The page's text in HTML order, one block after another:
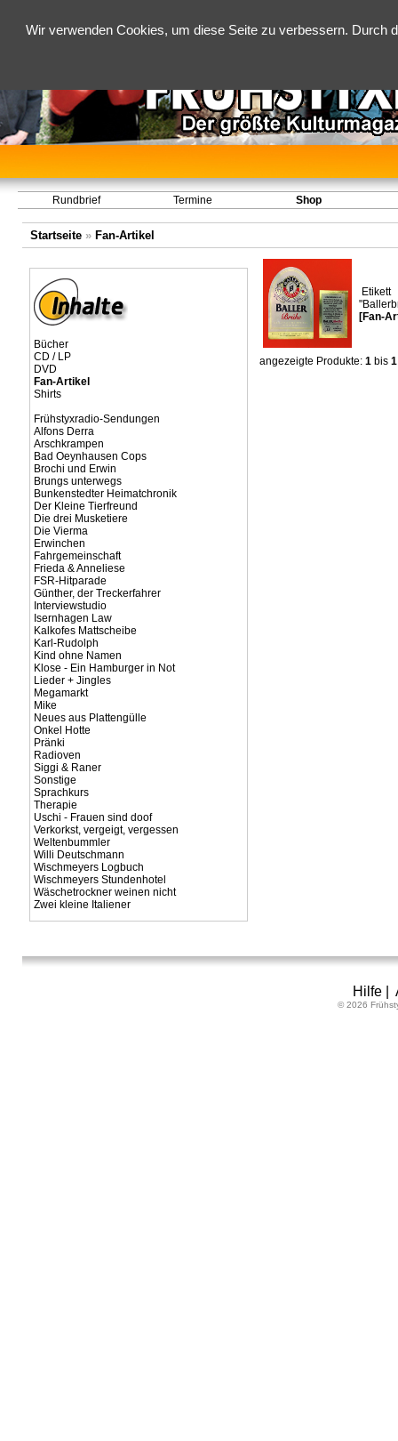
Wir verwenden Cookies, um diese Seite zu verbessern.
Rundbrief Termine Shop
Startseite» Fan-Artikel
Bücher
CD / LP
DVD
Fan-Artikel
Shirts
Frühstyxradio-Sendungen
Alfons Derra
Arschkrampen
Bad Oeynhausen Cops
Brochi und Erwin
Brungs unterwegs
Bunkenstedter Heimatchronik
Der Kleine Tierfreund
Die drei Musketiere
Die Vierma
Erwinchen
Fahrgemeinschaft
Frieda & Anneliese
FSR-Hitparade
Günther, der Treckerfahrer
Interviewstudio
Isernhagen Law
Kalkofes Mattscheibe
Karl-Rudolph
Kind ohne Namen
Klose - Ein Hamburger in Not
Lieder + Jingles
Megamarkt
Mike
Neues aus Plattengülle
Onkel Hotte
Pränki
Radioven
Siggi & Raner
Sonstige
Sprachkurs
Therapie
Uschi - Frauen sind doof
Verkorkst, vergeigt, vergessen
Weltenbummler
Willi Deutschmann
Wischmeyers Logbuch
Wischmeyers Stundenhotel
Wäschetrockner weinen nicht
Zwei kleine Italiener
Etikett
[Fan-
angezeigte Produkte: 1bis 1
Hilfe|
© 2026